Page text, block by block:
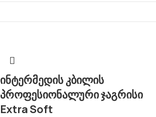
ინტერმედის კბილის
პროფესიონალური ჯაგრისი
Extra Soft